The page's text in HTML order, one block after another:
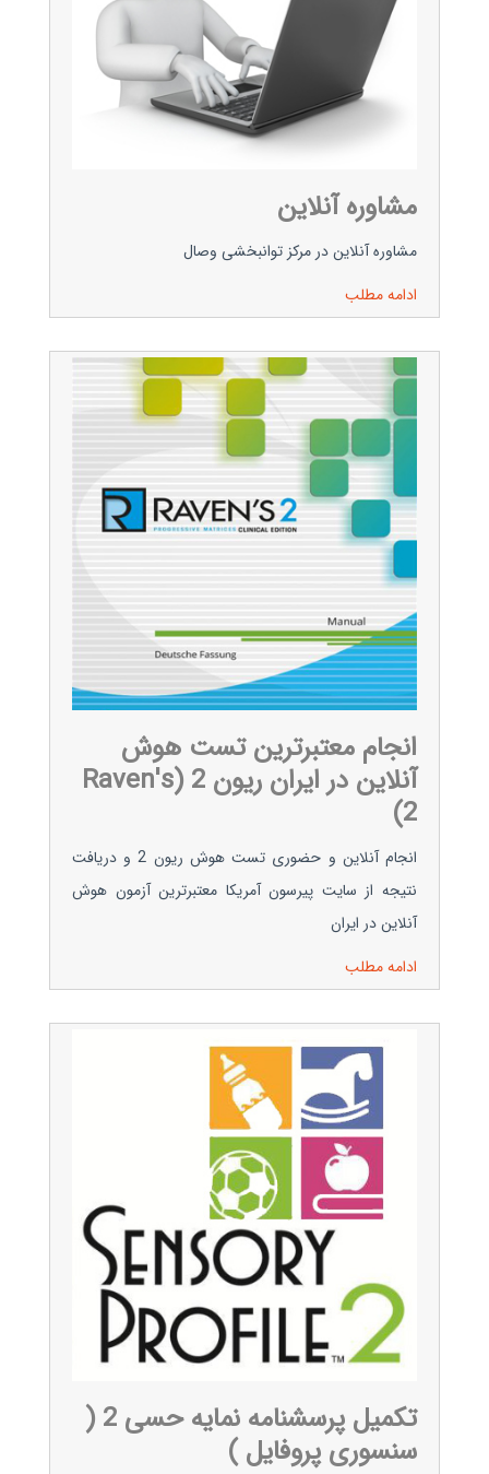
مشاوره آنلاین
مشاوره آنلاین در مرکز توانبخشی وصال
ادامه مطلب
انجام معتبرترین تست هوش
آنلاین در ایران ریون 2 (Raven's
2)
انجام آنلاین و حضوری تست هوش ریون 2 و دریافت
نتیجه از سایت پیرسون آمریکا معتبرترین آزمون هوش
آنلاین در ایران
ادامه مطلب
تکمیل پرسشنامه نمایه حسی 2 (
سنسوری پروفایل )